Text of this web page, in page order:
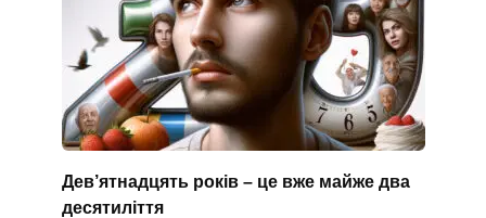
Дев’ятнадцять років – це вже майже два
десятиліття